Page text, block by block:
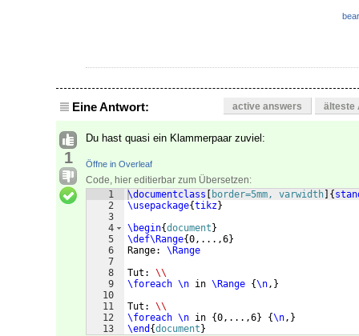
Eine Antwort: active answers älteste
1
Du hast quasi ein Klammerpaar zuviel:
Öffne in Overleaf
Code, hier editierbar zum Übersetzen:
1
2
3
4
5
6
7
8
9
10
11
12
13
\documentclass border=5mm, varwidth {
\usepackage{tikz}
\begin{document }
\def\Range{0,...,6}
Range: \Range
Tut: \\
\foreach \n in \Range {\n, }
Tut: \\
\foreach \n in {0,...,6} {\n, }
\end {document }